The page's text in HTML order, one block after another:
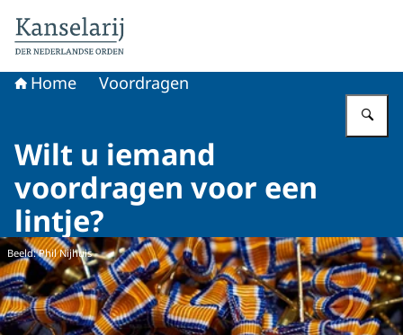
Home Voordragen
Wilt u iemand
voordragen voor een
lintje?
Beeld: Phil Nijhuis